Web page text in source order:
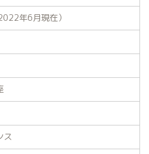
年6月現在）
ス